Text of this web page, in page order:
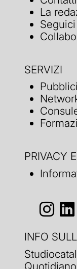
La
Seguici
SERVIZI
PRIVACY
INFO